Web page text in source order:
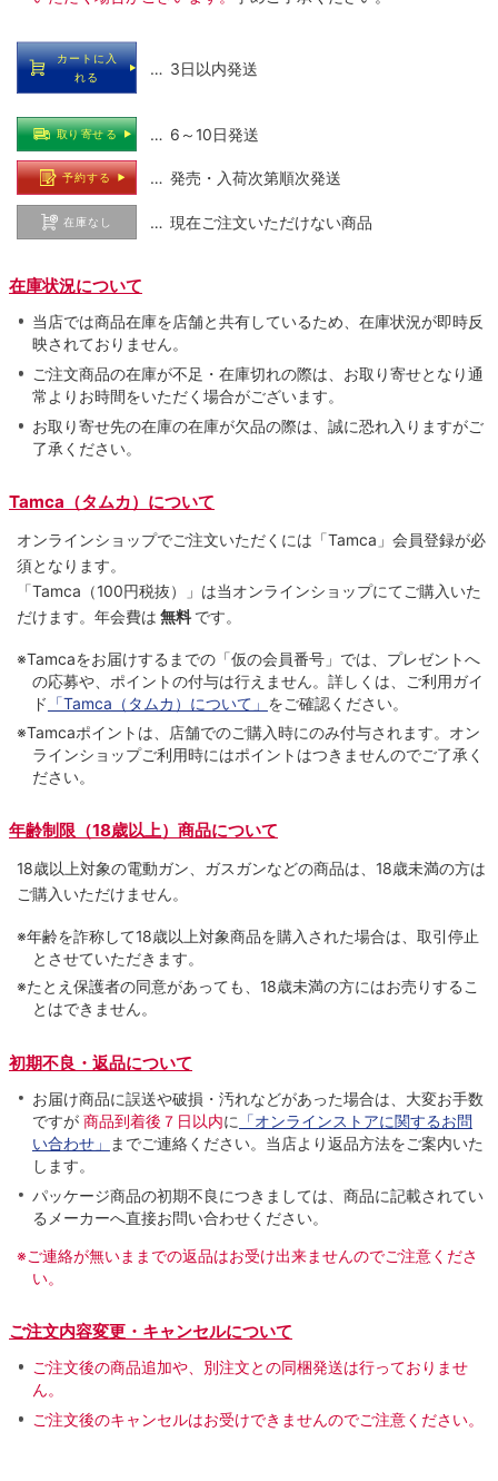
カートに入
れる
… 3日以内発送
取り寄せる … 6～10日発送
予約する … 発売・入荷次第順次発送
在庫なし … 現在ご注文いただけない商品
在庫状況について
当店では商品在庫を店舗と共有しているため、在庫状況が即時反
映されておりません。
ご注文商品の在庫が不足・在庫切れの際は、お取り寄せとなり通
常よりお時間をいただく場合がございます。
お取り寄せ先の在庫の在庫が欠品の際は、誠に恐れ入りますがご
了承ください。
Tamca（タムカ）について
オンラインショップでご注⽂いただくには「Tamca」会員登録が必
須となります。
「Tamca （100円税抜）
」は当オンラインショップにてご購⼊いた
だけます。 年会費は 無料 です。
※Tamcaをお届けするまでの「仮の会員番号」では、プレゼントへ
の応募や、ポイントの付与は⾏えません。詳しくは、ご利⽤ガイ
ド 「Tamca（タムカ）について」 をご確認ください。
※Tamcaポイントは、店舗でのご購⼊時にのみ付与されます。オン
ラインショップご利用時にはポイントはつきませんのでご了承く
ださい。
年齢制限（18歳以上）商品について
18歳以上対象の電動ガン、ガスガンなどの商品は、18歳未満の方は
ご購入いただけません。
※年齢を詐称して18歳以上対象商品を購入された場合は、取引停止
とさせていただきます。
※たとえ保護者の同意があっても、18歳未満の方にはお売りするこ
とはできません。
初期不良・返品について
お届け商品に誤送や破損・汚れなどがあった場合は、大変お手数
ですが 商品到着後７日以内に 「オンラインストアに関するお問
い合わせ」
までご連絡ください。当店より返品方法をご案内いた
します。
パッケージ商品の初期不良につきましては、商品に記載されてい
るメーカーへ直接お問い合わせください。
※ご連絡が無いままでの返品はお受け出来ませんのでご注意くださ
い。
ご注文内容変更・キャンセルについて
ご注文後の商品追加や、別注文との同梱発送は行っておりませ
ん。
ご注文後のキャンセルはお受けできませんのでご注意ください。